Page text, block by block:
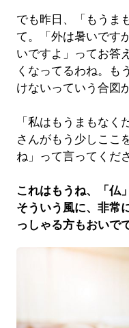
でも昨日、「もうま
て。「外は暑いです
いですよ」ってお答
くなってるわね。も
けないっていう合図
「私はもうまもなく
さんがもう少しここ
ね」って言ってくだ
これはもうね、「仏
そういう風に、非常
っしゃる方もおいで